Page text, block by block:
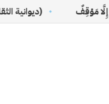
(ديوانية الثقافة